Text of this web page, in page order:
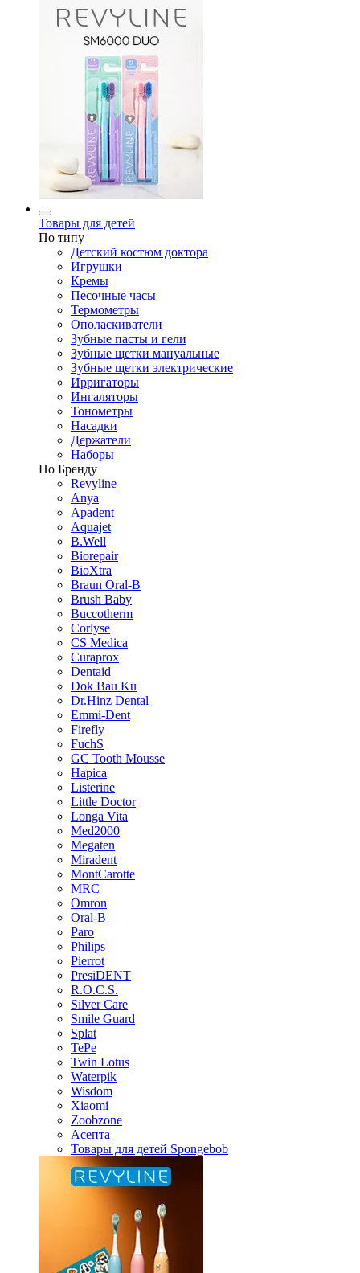
Товары для детей
По типу
Детский костюм доктора
Игрушки
Кремы
Песочные часы
Термометры
Ополаскиватели
Зубные пасты и гели
Зубные щетки мануальные
Зубные щетки электрические
Ирригаторы
Ингаляторы
Тонометры
Насадки
Держатели
Наборы
По Бренду
Revyline
Anya
Apadent
Aquajet
B.Well
Biorepair
BioXtra
Braun Oral-B
Brush Baby
Buccotherm
Corlyse
CS Medica
Curaprox
Dentaid
Dok Bau Ku
Dr.Hinz Dental
Emmi-Dent
Firefly
FuchS
GC Tooth Mousse
Hapica
Listerine
Little Doctor
Longa Vita
Med2000
Megaten
Miradent
MontCarotte
MRC
Omron
Oral-B
Paro
Philips
Pierrot
PresiDENT
R.O.C.S.
Silver Care
Smile Guard
Splat
TePe
Twin Lotus
Waterpik
Wisdom
Xiaomi
Zoobzone
Асепта
Товары для детей Spongebob